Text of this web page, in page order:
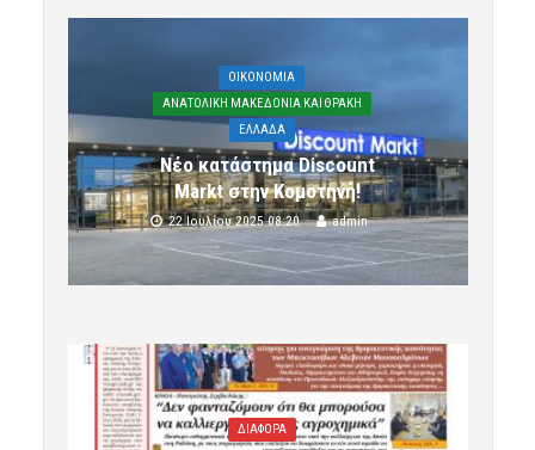
OIKONOMIA
ΑΝΑΤΟΛΙΚΗ ΜΑΚΕΔΟΝΙΑ ΚΑΙ ΘΡΑΚΗ
ΕΛΛΑΔΑ
Νέο κατάστημα Discount
Markt στην Κομοτηνή!
22 Ιουλίου 2025 08:20 admin
ΔΙΑΦΟΡΑ